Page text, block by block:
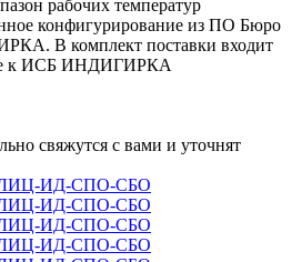
рабочих температур
конфигурирование из ПО Бюро
В комплект поставки входит
к ИСБ ИНДИГИРКА
свяжутся с вами и уточнят